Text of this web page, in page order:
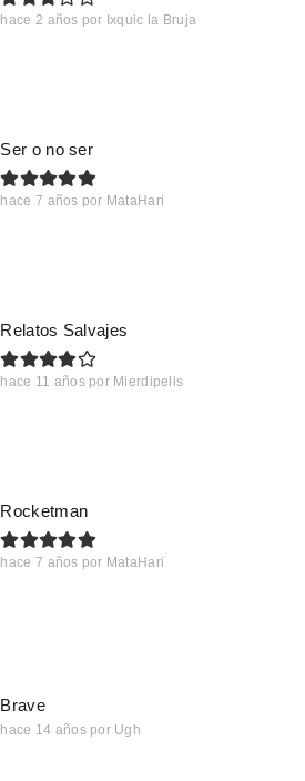
hace 2 años por Ixquic la Bruja
Ser o no ser
hace 7 años por MataHari
Relatos Salvajes
hace 11 años por Mierdipelis
Rocketman
hace 7 años por MataHari
Brave
hace 14 años por Ugh